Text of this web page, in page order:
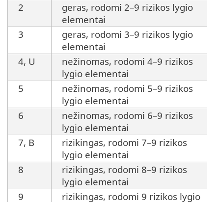
2
geras, rodomi 2–9 rizikos lygio
elementai
3
geras, rodomi 3–9 rizikos lygio
elementai
4, U
nežinomas, rodomi 4–9 rizikos
lygio elementai
5
nežinomas, rodomi 5–9 rizikos
lygio elementai
6
nežinomas, rodomi 6–9 rizikos
lygio elementai
7, B
rizikingas, rodomi 7–9 rizikos
lygio elementai
8
rizikingas, rodomi 8–9 rizikos
lygio elementai
9
rizikingas, rodomi 9 rizikos lygio